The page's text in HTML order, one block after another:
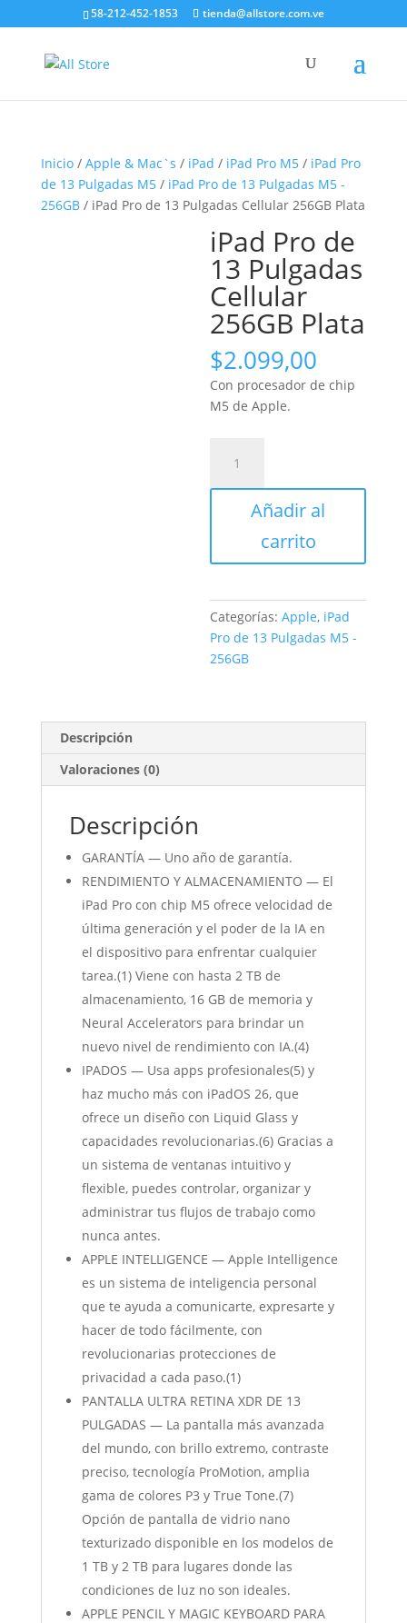
58-212-452-1853 tienda@allstore.com.ve
Inicio/ Apple & Mac`s / iPad / iPad Pro M5/ iPad Pro
de 13 Pulgadas M5/ iPad Pro de 13 Pulgadas M5 -
256GB/ iPad Pro de 13 Pulgadas Cellular 256GB Plata
iPad Pro de
13 Pulgadas
Cellular
256GB Plata
$2.099,00
Con procesador de chip
M5 de Apple.
de
cantidad
Añadir al
carrito
Categorías:Apple, iPad
Pro de 13 Pulgadas M5 -
256GB
Descripción
Valoraciones (0)
Descripción
GARANTÍA — Uno año de garantía.
RENDIMIENTO Y ALMACENAMIENTO — El
iPad Pro con chip M5 ofrece velocidad de
última generación y el poder de la IA en
el dispositivo para enfrentar cualquier
tarea.(1) Viene con hasta 2 TB de
almacenamiento, 16 GB de memoria y
Neural Accelerators para brindar un
nuevo nivel de rendimiento con IA.(4)
IPADOS — Usa apps profesionales(5) y
haz mucho más con iPadOS 26, que
ofrece un diseño con Liquid Glass y
capacidades revolucionarias.(6) Gracias a
un sistema de ventanas intuitivo y
flexible, puedes controlar, organizar y
administrar tus flujos de trabajo como
nunca antes.
APPLE INTELLIGENCE — Apple Intelligence
es un sistema de inteligencia personal
que te ayuda a comunicarte, expresarte y
hacer de todo fácilmente, con
revolucionarias protecciones de
privacidad a cada paso.(1)
PANTALLA ULTRA RETINA XDR DE 13
PULGADAS — La pantalla más avanzada
del mundo, con brillo extremo, contraste
preciso, tecnología ProMotion, amplia
gama de colores P3 y True Tone.(7)
Opción de pantalla de vidrio nano
texturizado disponible en los modelos de
1 TB y 2 TB para lugares donde las
condiciones de luz no son ideales.
APPLE PENCIL Y MAGIC KEYBOARD PARA